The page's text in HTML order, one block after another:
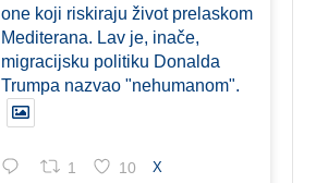
one koji riskiraju život prelaskom
Mediterana. Lav je, inače,
migracijsku politiku Donalda
Trumpa nazvao "nehumanom".
1 10 X